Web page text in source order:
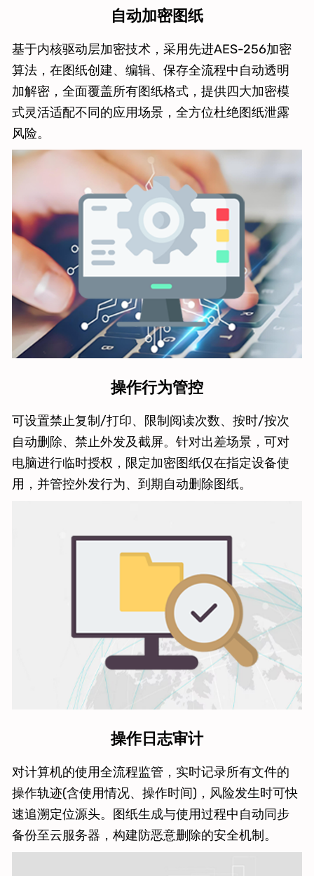
自动加密图纸
基于内核驱动层加密技术，采用先进AES-256加密
算法，在图纸创建、编辑、保存全流程中自动透明
加解密，全面覆盖所有图纸格式，提供四大加密模
式灵活适配不同的应用场景，全方位杜绝图纸泄露
风险。
操作行为管控
可设置禁止复制/打印、限制阅读次数、按时/按次
自动删除、禁止外发及截屏。针对出差场景，可对
电脑进行临时授权，限定加密图纸仅在指定设备使
用，并管控外发行为、到期自动删除图纸。
操作日志审计
对计算机的使用全流程监管，实时记录所有文件的
操作轨迹(含使用情况、操作时间)，风险发生时可快
速追溯定位源头。图纸生成与使用过程中自动同步
备份至云服务器，构建防恶意删除的安全机制。